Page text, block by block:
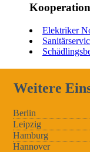
Elektriker
Weitere
Berlin
Leipzig
Hamburg
Hannover